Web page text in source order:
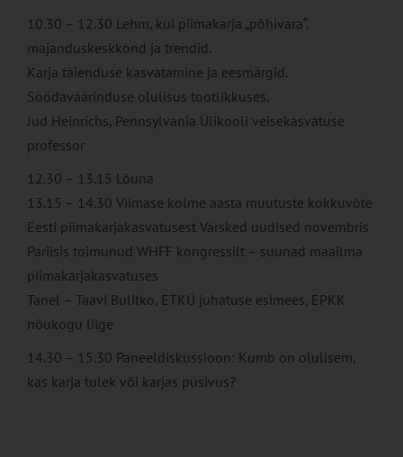
10.30 – 12.30 Lehm, kui piimakarja „põhivara“,
majanduskeskkond ja trendid.
Karja täienduse kasvatamine ja eesmärgid.
Söödaväärinduse olulisus tootlikkuses.
Jud Heinrichs, Pennsylvania Ülikooli veisekasvatuse
professor
12.30 – 13.15 Lõuna
13.15 – 14.30 Viimase kolme aasta muutuste kokkuvõte
Eesti piimakarjakasvatusest Värsked uudised novembris
Pariisis toimunud WHFF kongressilt – suunad maailma
piimakarjakasvatuses
Tanel – Taavi Bulitko, ETKÜ juhatuse esimees, EPKK
nõukogu liige
14.30 – 15.30 Paneeldiskussioon: Kumb on olulisem,
kas karja tulek või karjas püsivus?